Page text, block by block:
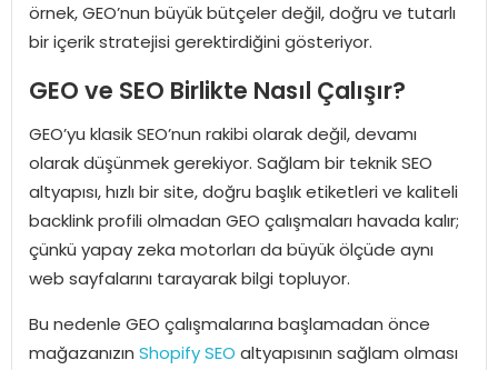
örnek, GEO’nun büyük bütçeler değil, doğru ve tutarlı
bir içerik stratejisi gerektirdiğini gösteriyor.
GEO ve SEO Birlikte Nasıl Çalışır?
GEO’yu klasik SEO’nun rakibi olarak değil, devamı
olarak düşünmek gerekiyor. Sağlam bir teknik SEO
altyapısı, hızlı bir site, doğru başlık etiketleri ve kaliteli
backlink profili olmadan GEO çalışmaları havada kalır;
çünkü yapay zeka motorları da büyük ölçüde aynı
web sayfalarını tarayarak bilgi topluyor.
Bu nedenle GEO çalışmalarına başlamadan önce
mağazanızın Shopify SEO altyapısının sağlam olması